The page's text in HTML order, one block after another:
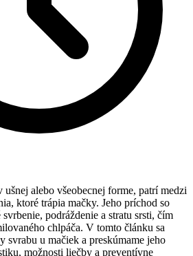
ušnej alebo všeobecnej forme, patrí medzi
ktoré trápia mačky. Jeho príchod so
podráždenie a stratu srsti, čím
chlpáča. V tomto článku sa
svrabu u mačiek a preskúmame jeho
možnosti liečby a preventívne